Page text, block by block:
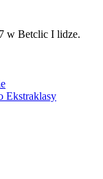
w Betclic I lidze.
Ekstraklasy